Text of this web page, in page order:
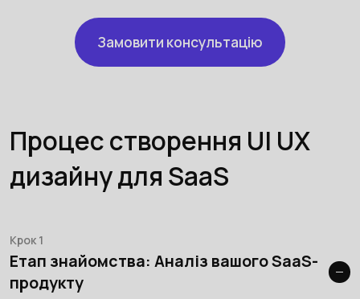
Замовити консультацію
Процес створення UI UX
дизайну для SaaS
Крок 1
Етап знайомства: Аналіз вашого SaaS-
продукту